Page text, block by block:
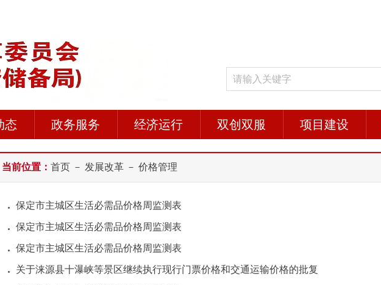
态 政务服务 经济运行 双创双服 项目建设
当前位置： 首页 － 发展改革 － 价格管理
保定市主城区生活必需品价格周监测表
保定市主城区生活必需品价格周监测表
保定市主城区生活必需品价格周监测表
关于涞源县十瀑峡等景区继续执行现行门票价格和交通运输价格的批复